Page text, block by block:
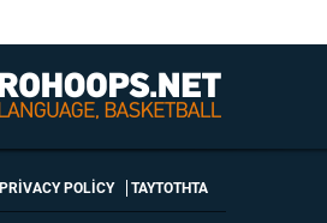
PRIVACY POLICY ΤΑΥΤΟΤΗΤΑ